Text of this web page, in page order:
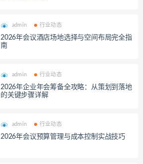
admin 行业动态
2026年会议酒店场地选择与空间布局完全指
南
admin 行业动态
2026年企业年会筹备全攻略：从策划到落地
的关键步骤详解
admin 行业动态
2026年会议预算管理与成本控制实战技巧